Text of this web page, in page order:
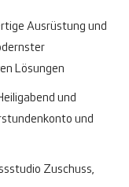
Ausrüstung und
Lösungen
und
und
Zuschuss,